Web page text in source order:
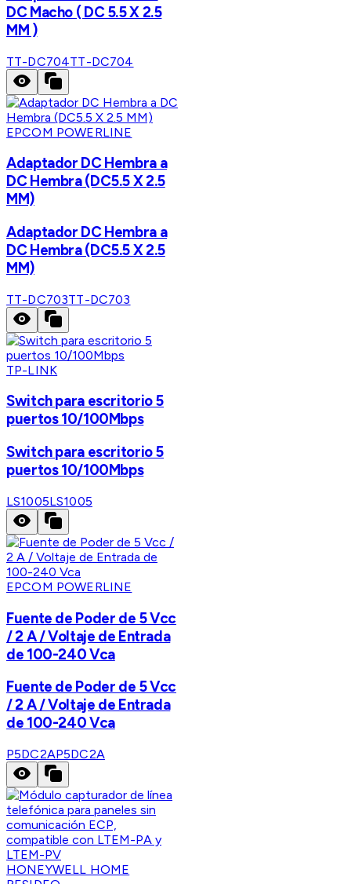
DC Macho ( DC 5.5 X 2.5
MM )
TT-DC704TT-DC704
EPCOM POWERLINE
Adaptador DC Hembra a
DC Hembra (DC5.5 X 2.5
MM)
Adaptador DC Hembra a
DC Hembra (DC5.5 X 2.5
MM)
TT-DC703TT-DC703
TP-LINK
Switch para escritorio 5
puertos 10/100Mbps
Switch para escritorio 5
puertos 10/100Mbps
LS1005LS1005
EPCOM POWERLINE
Fuente de Poder de 5 Vcc
/ 2 A / Voltaje de Entrada
de 100-240 Vca
Fuente de Poder de 5 Vcc
/ 2 A / Voltaje de Entrada
de 100-240 Vca
P5DC2AP5DC2A
HONEYWELL HOME